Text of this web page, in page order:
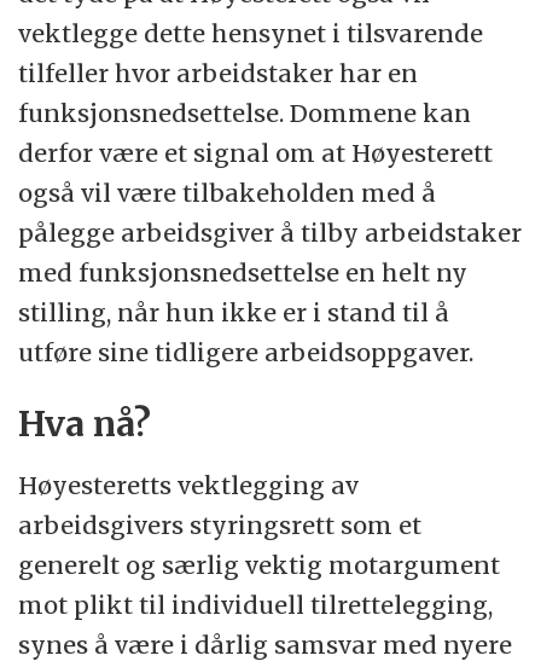
vektlegge dette hensynet i tilsvarende
tilfeller hvor arbeidstaker har en
funksjonsnedsettelse. Dommene kan
derfor være et signal om at Høyesterett
også vil være tilbakeholden med å
pålegge arbeidsgiver å tilby arbeidstaker
med funksjonsnedsettelse en helt ny
stilling, når hun ikke er i stand til å
utføre sine tidligere arbeidsoppgaver.
Hva nå?
Høyesteretts vektlegging av
arbeidsgivers styringsrett som et
generelt og særlig vektig motargument
mot plikt til individuell tilrettelegging,
synes å være i dårlig samsvar med nyere